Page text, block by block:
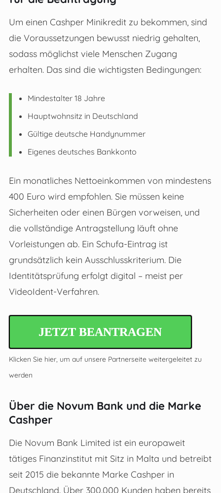
Um einen Cashper Minikredit zu bekommen, sind
die Voraussetzungen bewusst niedrig gehalten,
sodass möglichst viele Menschen Zugang
erhalten. Das sind die wichtigsten Bedingungen:
Mindestalter 18 Jahre
Hauptwohnsitz in Deutschland
Gültige deutsche Handynummer
Eigenes deutsches Bankkonto
Ein monatliches Nettoeinkommen von mindestens
400 Euro wird empfohlen. Sie müssen keine
Sicherheiten oder einen Bürgen vorweisen, und
die vollständige Antragstellung läuft ohne
Vorleistungen ab. Ein Schufa-Eintrag ist
grundsätzlich kein Ausschlusskriterium. Die
Identitätsprüfung erfolgt digital – meist per
VideoIdent-Verfahren.
JETZT BEANTRAGEN
Klicken Sie hier, um auf unsere Partnerseite weitergeleitet zu
werden
Über die Novum Bank und die Marke
Cashper
Die Novum Bank Limited ist ein europaweit
tätiges Finanzinstitut mit Sitz in Malta und betreibt
seit 2015 die bekannte Marke Cashper in
Deutschland. Über 300.000 Kunden haben bereits